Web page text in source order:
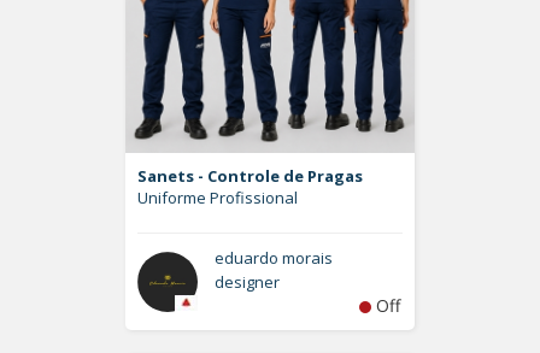
Sanets - Controle de Pragas
Uniforme Profissional
eduardo morais
designer
Off